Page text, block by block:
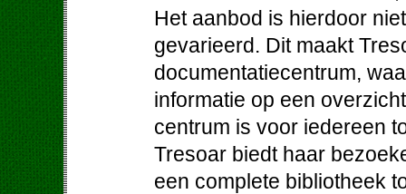
Het aanbod is hierdoor
gevarieerd. Dit maakt
documentatiecentrum,
informatie op een
centrum is voor iedereen
Tresoar biedt haar
een complete bibliotheek